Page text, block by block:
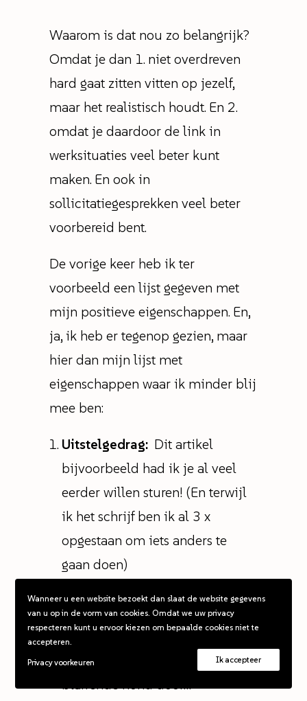
Waarom is dat nou zo belangrijk?
Omdat je dan 1. niet overdreven
hard gaat zitten vitten op jezelf,
maar het realistisch houdt. En 2.
omdat je daardoor de link in
werksituaties veel beter kunt
maken. En ook in
sollicitatiegesprekken veel beter
voorbereid bent.
De vorige keer heb ik ter
voorbeeld een lijst gegeven met
mijn positieve eigenschappen. En,
ja, ik heb er tegenop gezien, maar
hier dan mijn lijst met
eigenschappen waar ik minder blij
mee ben:
Uitstelgedrag: Dit artikel
bijvoorbeeld had ik je al veel
eerder willen sturen! (En terwijl
ik het schrijf ben ik al 3 x
opgestaan om iets anders te
gaan doen)
gisteren moet overal tussendoor,
en dan bedoel ik tussen olijfolie,
computer en kleingeld en een
blaffende hond door…
Wanneer u een website bezoekt dan slaat de website gegevens
van u op in de vorm van cookies. Omdat we uw privacy
respecteren kunt u ervoor kiezen om bepaalde cookies niet te
accepteren.
Privacy voorkeuren
Ik accepteer